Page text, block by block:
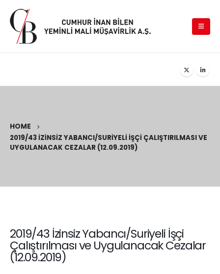
HOME
2019/43 İZINSIZ YABANCI/SURIYELI İŞÇI ÇALIŞTIRILMASI VE
UYGULANACAK CEZALAR (12.09.2019)
2019/43 İzinsiz Yabancı/Suriyeli İşçi
Çalıştırılması ve Uygulanacak Cezalar
(12.09.2019)